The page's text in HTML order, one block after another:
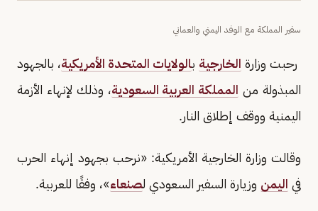
سفير المملكة مع الوفد اليمني والعماني
رحبت وزارة الخارجية بالولايات المتحدة الأمريكية، بالجهود
المبذولة من المملكة العربية السعودية، وذلك لإنهاء الأزمة
اليمنية ووقف إطلاق النار.
وقالت وزارة الخارجية الأمريكية: «نرحب بجهود إنهاء الحرب
في اليمن وزيارة السفير السعودي لصنعاء»، وفقًا للعربية.